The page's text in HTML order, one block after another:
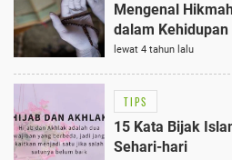
Mengenal
dalam Kehidupan
lewat 4 tahun lalu
TIPS
15 Kata Bijak
Sehari-hari